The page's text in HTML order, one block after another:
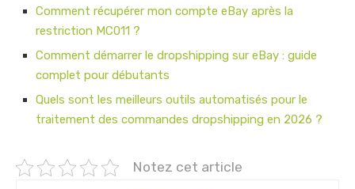
Comment récupérer mon compte eBay après la
restriction MC011 ?
Comment démarrer le dropshipping sur eBay : guide
complet pour débutants
Quels sont les meilleurs outils automatisés pour le
traitement des commandes dropshipping en 2026 ?
Notez cet article